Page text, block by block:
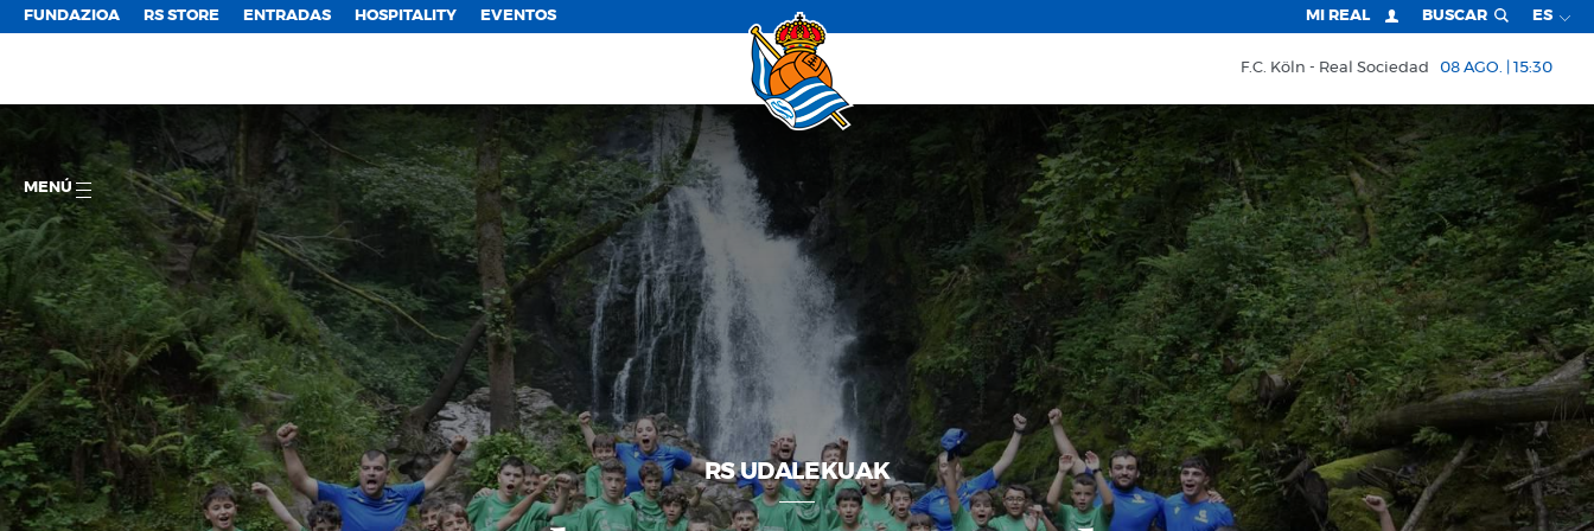
FUNDAZIOA RS STORE ENTRADAS HOSPITALITY EVENTOS MI REAL BUSCAR ES
F.C. Köln Real Sociedad 08 AGO. | 15:30
MENÚ
RS UDALEKUAK